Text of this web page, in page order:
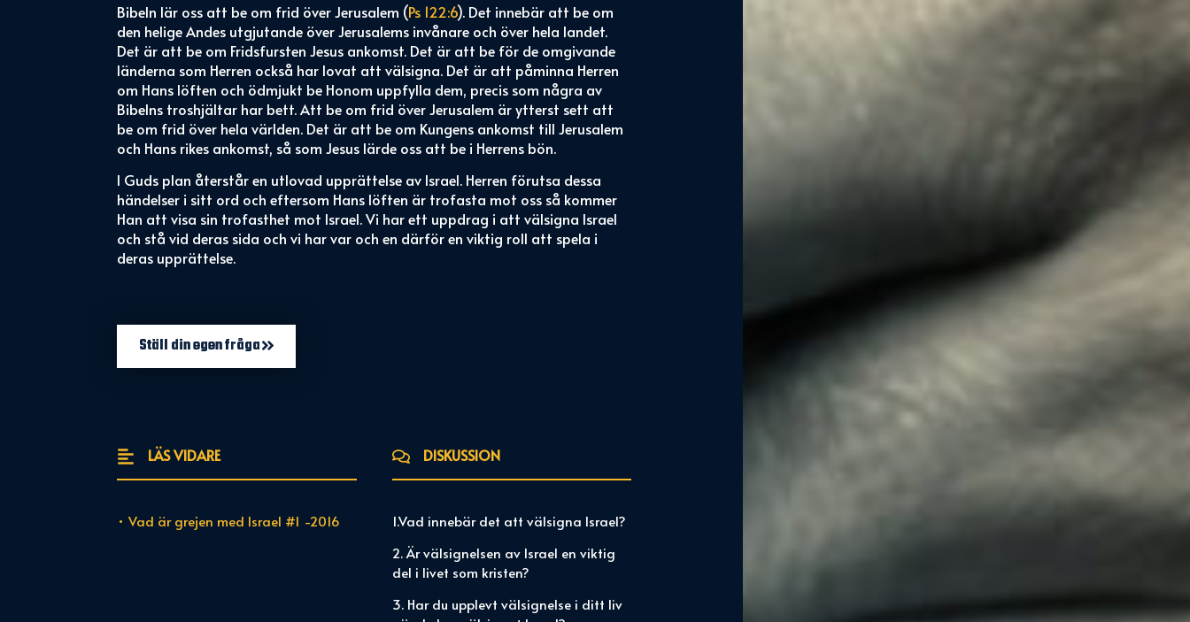
Bibeln lär oss att be om frid över Jerusalem (Ps 122:6). Det innebär att be om
den helige Andes utgjutande över Jerusalems invånare och över hela landet.
Det är att be om Fridsfursten Jesus ankomst. Det är att be för de omgivande
länderna som Herren också har lovat att välsigna. Det är att påminna Herren
om Hans löften och ödmjukt be Honom uppfylla dem, precis som några av
Bibelns troshjältar har bett. Att be om frid över Jerusalem är ytterst sett att
be om frid över hela världen. Det är att be om Kungens ankomst till Jerusalem
och Hans rikes ankomst, så som Jesus lärde oss att be i Herrens bön.
I Guds plan återstår en utlovad upprättelse av Israel. Herren förutsa dessa
händelser i sitt ord och eftersom Hans löften är trofasta mot oss så kommer
Han att visa sin trofasthet mot Israel. Vi har ett uppdrag i att välsigna Israel
och stå vid deras sida och vi har var och en därför en viktig roll att spela i
deras upprättelse.
Ställ din egen fråga
LÄS VIDARE
• Vad är grejen med Israel #1 -2016
DISKUSSION
1.Vad innebär det att välsigna Israel?
2. Är välsignelsen av Israel en viktig
del i livet som kristen?
3. Har du upplevt välsignelse i ditt liv